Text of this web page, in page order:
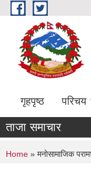
Skip to main content
गृहपृष्ठ परिचय
ताजा समाचार
You are
Home » मनाेसामाजिक